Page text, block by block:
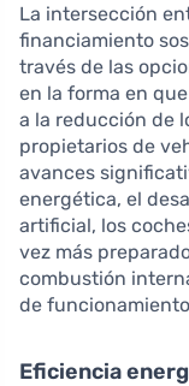
La intersección
financiamiento
través de las
en la forma en
a la reducción de
propietarios de
avances
energética, el
artificial, los
vez más
combustión
de
Eficiencia